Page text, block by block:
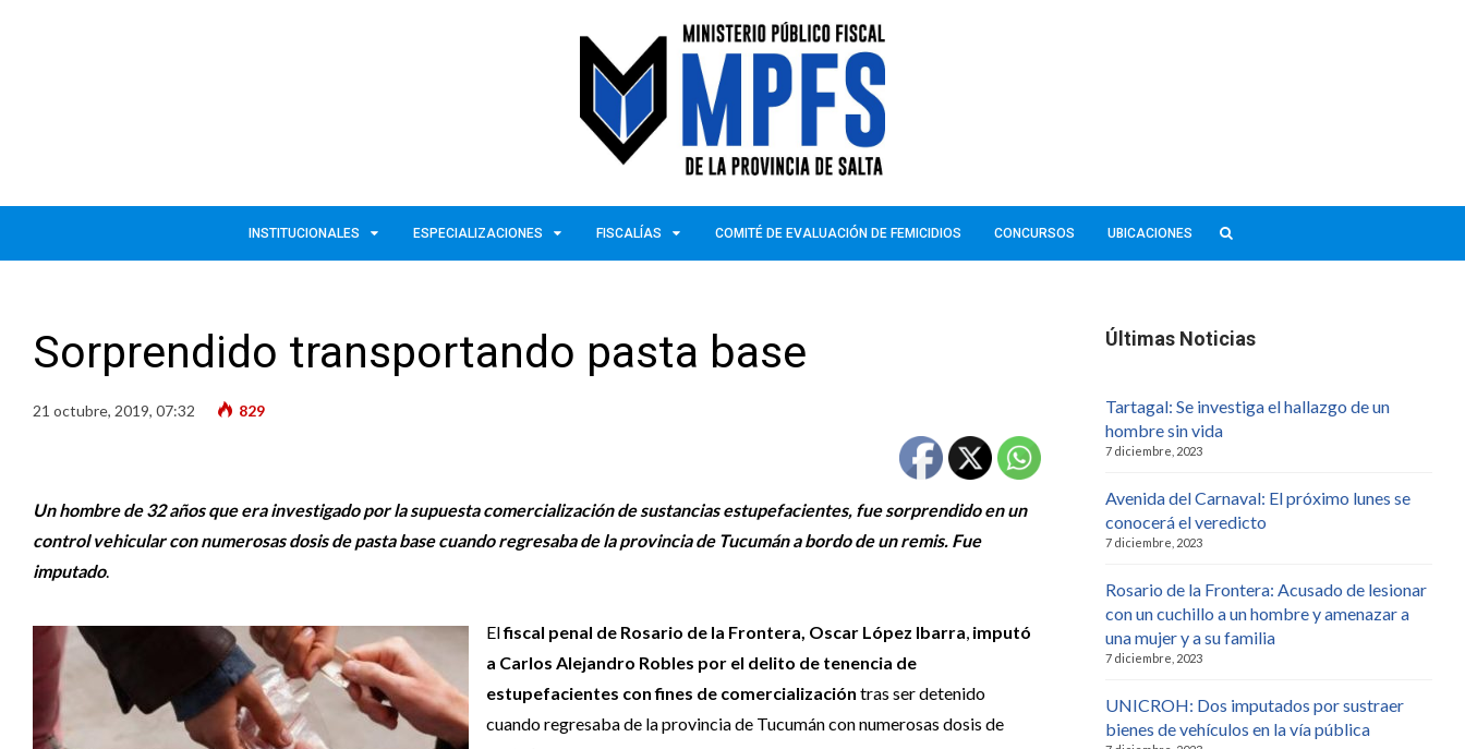
INSTITUCIONALES ESPECIALIZACIONES FISCALÍAS COMITÉ DE EVALUACIÓN DE FEMICIDIOS CONCURSOS UBICACIONES
Sorprendido transportando pasta base
21 octubre, 2019, 07:32 829
Un hombre de 32 años que era investigado por la supuesta comercialización de sustancias estupefacientes, fue sorprendido en un
control vehicular con numerosas dosis de pasta base cuando regresaba de la provincia de Tucumán a bordo de un remis. Fue
imputado.
Elfiscal penal de Rosario de la Frontera, Oscar López Ibarra imputó
a Carlos Alejandro Robles por el delito de tenencia de
estupefacientes con fines de comercialización tras ser detenido
cuando regresaba de la provincia de Tucumán con numerosas dosis de
Últimas Noticias
Tartagal: Se investiga el hallazgo de un
hombre sin vida
7 diciembre, 2023
Avenida del Carnaval: El próximo lunes se
conocerá el veredicto
7 diciembre, 2023
Rosario de la Frontera: Acusado de lesionar
con un cuchillo a un hombre y amenazar a
una mujer y a su familia
7 diciembre, 2023
UNICROH: Dos imputados por sustraer
bienes de vehículos en la vía pública